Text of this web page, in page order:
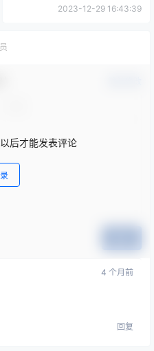
2023-12-29 16:43:39
后才能发表评论
4 个月前
回复